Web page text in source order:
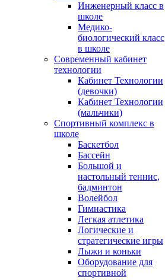
Инженерный класс в
школе
Медико-
биологический класс
в школе
Современный кабинет
технологии
Кабинет Технологии
(девочки)
Кабинет Технологии
(мальчики)
Спортивный комплекс в
школе
Баскетбол
Бассейн
Большой и
настольный теннис,
бадминтон
Волейбол
Гимнастика
Легкая атлетика
Логические и
стратегические игры
Лыжи и коньки
Оборудование для
спортивной